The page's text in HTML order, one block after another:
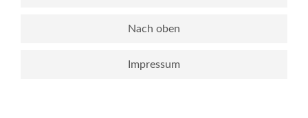
Nach oben
Impressum